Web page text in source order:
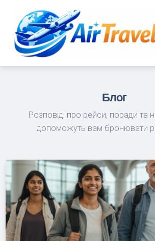
Блог
Розповіді про рейси, поради та
допоможуть вам бронювати